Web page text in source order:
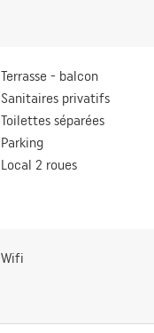
Terrasse - balcon
Sanitaires privatifs
Toilettes séparées
Parking
Local 2 roues
Wifi